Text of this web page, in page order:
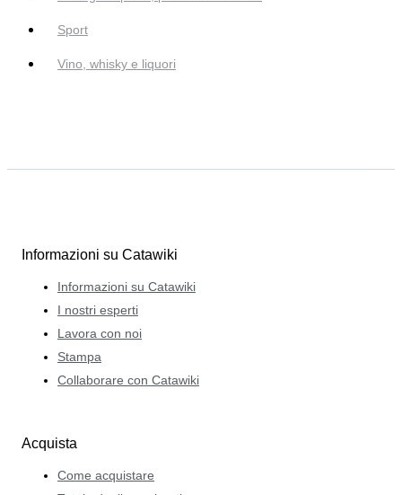
Sport
Vino, whisky e liquori
Informazioni su Catawiki
Informazioni su Catawiki
I nostri esperti
Lavora con noi
Stampa
Collaborare con Catawiki
Acquista
Come acquistare